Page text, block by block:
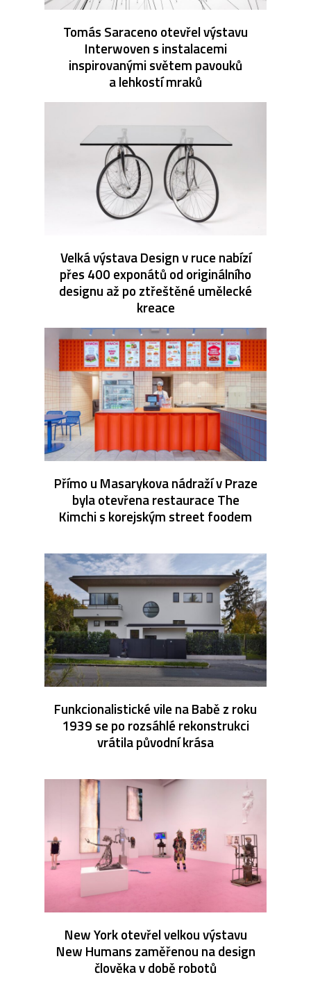
Tomás Saraceno otevřel výstavu
Interwoven s instalacemi
inspirovanými světem pavouků
a lehkostí mraků
Velká výstava Design v ruce nabízí
přes 400 exponátů od originálního
designu až po ztřeštěné umělecké
kreace
Přímo u Masarykova nádraží v Praze
byla otevřena restaurace The
Kimchi s korejským street foodem
Funkcionalistické vile na Babě z roku
1939 se po rozsáhlé rekonstrukci
vrátila původní krása
New York otevřel velkou výstavu
New Humans zaměřenou na design
člověka v době robotů